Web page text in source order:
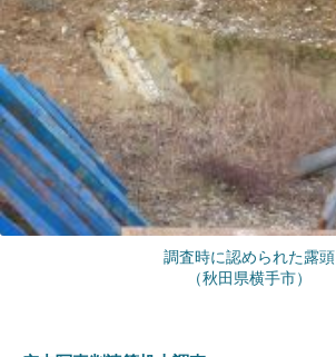
調査時に認められた露頭
（秋田県横手市）